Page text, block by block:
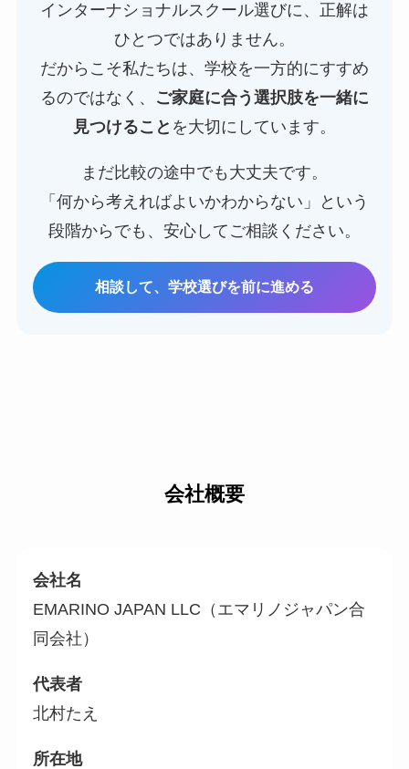
インターナショナルスクール選びに、正解は
ひとつではありません。
だからこそ私たちは、学校を一方的にすすめ
るのではなく、 ご家庭に合う選択肢を一緒に
見つけること を大切にしています。
まだ比較の途中でも大丈夫です。
「何から考えればよいかわからない」という
段階からでも、安心してご相談ください。
相談して、学校選びを前に進める
会社概要
会社名
EMARINO JAPAN LLC（エマリノジャパン合
同会社）
代表者
北村たえ
所在地